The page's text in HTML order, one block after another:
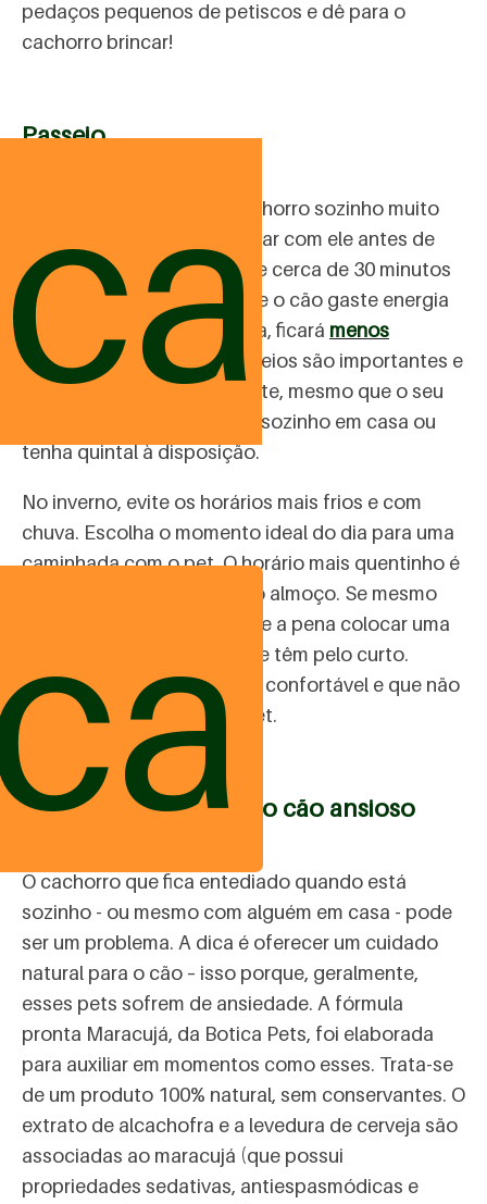
pedaços pequenos de petiscos e dê para o
cachorro brincar!
Passeio
Se vai precisar deixar o cachorro sozinho muito
tempo, lembre-se de passear com ele antes de
sair de casa. Um passeio de cerca de 30 minutos
de caminhada fará com que o cão gaste energia
na rua e, ao chegar em casa, ficará menos
agitado. Saiba que os passeios são importantes e
devem ser feitos diariamente, mesmo que o seu
pet não fique muito tempo sozinho em casa ou
tenha quintal à disposição.
No inverno, evite os horários mais frios e com
chuva. Escolha o momento ideal do dia para uma
caminhada com o pet. O horário mais quentinho é
sempre próximo da hora do almoço. Se mesmo
assim estiver muito frio, vale a pena colocar uma
roupinha nos cachorros que têm pelo curto.
Certifique-se que a roupa é confortável e que não
limita os movimentos do pet.
Cuidado natural para o cão ansioso
O cachorro que fica entediado quando está
sozinho - ou mesmo com alguém em casa - pode
ser um problema. A dica é oferecer um cuidado
natural para o cão – isso porque, geralmente,
esses pets sofrem de ansiedade. A fórmula
pronta Maracujá, da Botica Pets, foi elaborada
para auxiliar em momentos como esses. Trata-se
de um produto 100% natural, sem conservantes. O
extrato de alcachofra e a levedura de cerveja são
associadas ao maracujá (que possui
propriedades sedativas, antiespasmódicas e